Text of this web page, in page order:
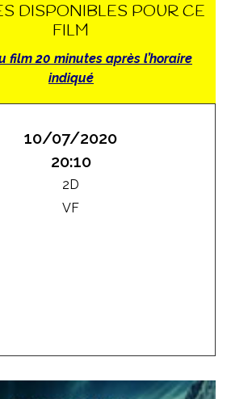
DISPONIBLES POUR CE
FILM
film 20 minutes après l’horaire
indiqué
10/07/2020
20:10
2D
VF